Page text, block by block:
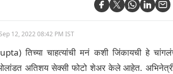
12, 2022 08:42 PM IST
तिच्या चाहत्यांची मनं कशी जिंकायची हे
ओलांडत अतिशय सेक्सी फोटो शेअर केले आहेत.